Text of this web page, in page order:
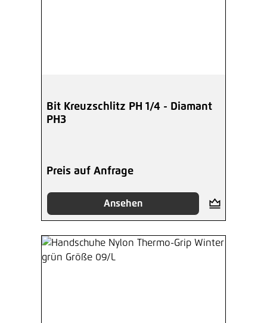
Bit Kreuzschlitz PH 1/4 - Diamant
PH3
Preis auf Anfrage
Ansehen